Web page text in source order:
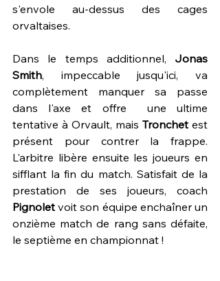
s'envole au-dessus des cages
orvaltaises.
Dans le temps additionnel, Jonas
Smith, impeccable jusqu'ici, va
complètement manquer sa passe
dans l'axe et offre  une ultime
tentative à Orvault, mais Tronchet est
présent pour contrer la frappe.
L'arbitre libère ensuite les joueurs en
sifflant la fin du match. Satisfait de la
Pignolet voit son équipe enchaîner un
onzième match de rang sans défaite,
le septième en championnat !